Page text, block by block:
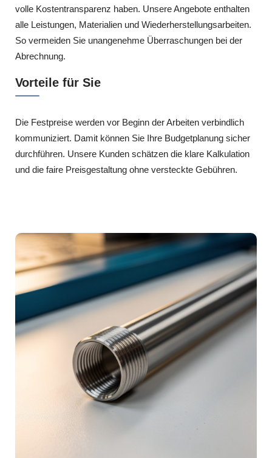
volle Kostentransparenz haben. Unsere Angebote enthalten
alle Leistungen, Materialien und Wiederherstellungsarbeiten.
So vermeiden Sie unangenehme Überraschungen bei der
Abrechnung.
Vorteile für Sie
Die Festpreise werden vor Beginn der Arbeiten verbindlich
kommuniziert. Damit können Sie Ihre Budgetplanung sicher
durchführen. Unsere Kunden schätzen die klare Kalkulation
und die faire Preisgestaltung ohne versteckte Gebühren.